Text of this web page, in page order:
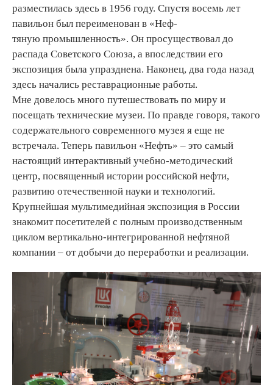
разместилась здесь в 1956 году. Спустя восемь лет
павильон был переименован в «Неф-
тяную промышленность». Он просуществовал до
распада Советского Cоюза, а впоследствии его
экспозиция была упразднена. Наконец, два года назад
здесь начались реставрационные работы.
Мне довелось много путешествовать по миру и
посещать технические музеи. По правде говоря, такого
содержательного современного музея я еще не
встречала. Теперь павильон «Нефть» – это самый
настоящий интерактивный учебно-методический
центр, посвященный истории российской нефти,
развитию отечественной науки и технологий.
Крупнейшая мультимедийная экспозиция в России
знакомит посетителей с полным производственным
циклом вертикально-интегрированной нефтяной
компании – от добычи до переработки и реализации.